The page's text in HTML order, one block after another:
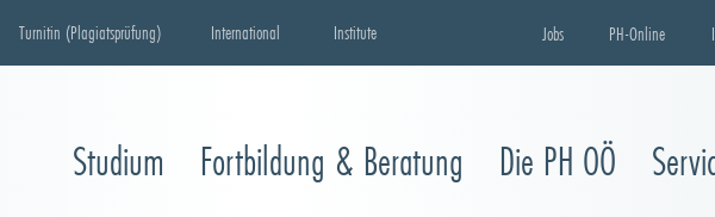
Turnitin (Plagiatsprüfung) International Institute Jobs PH-Online
Studium Fortbildung & Beratung Die PH OÖ